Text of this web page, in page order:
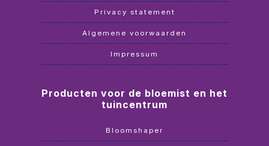
Privacy statement
Algemene voorwaarden
Impressum
Producten voor de bloemist en het
tuincentrum
Bloomshaper